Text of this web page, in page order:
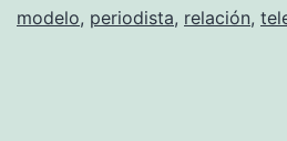
modelo, periodista, relación,